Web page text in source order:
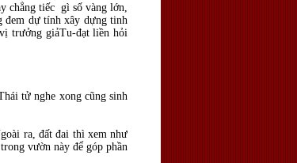
chẳng tiếc gì số vàng lớn,
đem dự tính xây dựng tinh
trưởng giảTu-đạt liền hỏi
tử nghe xong cũng sinh
ra, đất đai thì xem như
vườn này để góp phần